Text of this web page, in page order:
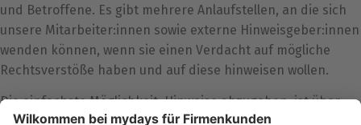
und Betroffene. Es gibt mehrere Anlaufstellen, an die sich
unsere Mitarbeiter:innen sowie externe Hinweisgeber:innen
wenden können, wenn sie einen Verdacht auf mögliche
Rechtsverstöße haben und auf diese hinweisen wollen.
Die einfachste Möglichkeit, Hinweise abzugeben, ist über
unser elektronisches Hinweisgebersystem. Sie erreichen es